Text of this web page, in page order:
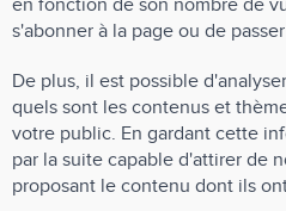
en fonction de son nombre de
s'abonner à la page ou de
De plus, il est possible
quels sont les contenus et
votre public. En gardant cette
par la suite capable d'attirer de
proposant le contenu dont ils